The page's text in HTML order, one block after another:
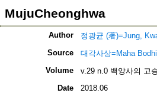
MujuCheonghwa
Author
정광균 (著)=Jung,
Source
대각사상=Maha
Volume
v.29 n.0 백양사의 고
Date
2018.06